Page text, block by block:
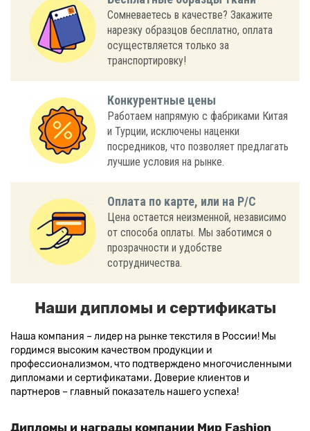
Сомневаетесь в качестве? Закажите
нарезку образцов бесплатно, оплата
осуществляется только за
транспортировку!
Конкурентные цены
Работаем напрямую с фабриками Китая
и Турции, исключены наценки
посредников, что позволяет предлагать
лучшие условия на рынке.
Оплата по карте, или на Р/С
Цена остается неизменной, независимо
от способа оплаты. Мы заботимся о
прозрачности и удобстве
сотрудничества.
Наши дипломы и сертификаты
Наша компания – лидер на рынке текстиля в России! Мы
гордимся высоким качеством продукции и
профессионализмом, что подтверждено многочисленными
дипломами и сертификатами. Доверие клиентов и
партнеров – главный показатель нашего успеха!
Дипломы и награды компании Мир Fashion